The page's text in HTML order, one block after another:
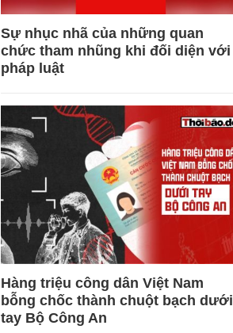
Sự nhục nhã của những quan
chức tham nhũng khi đối diện với
pháp luật
Hàng triệu công dân Việt Nam
bỗng chốc thành chuột bạch dưới
tay Bộ Công An